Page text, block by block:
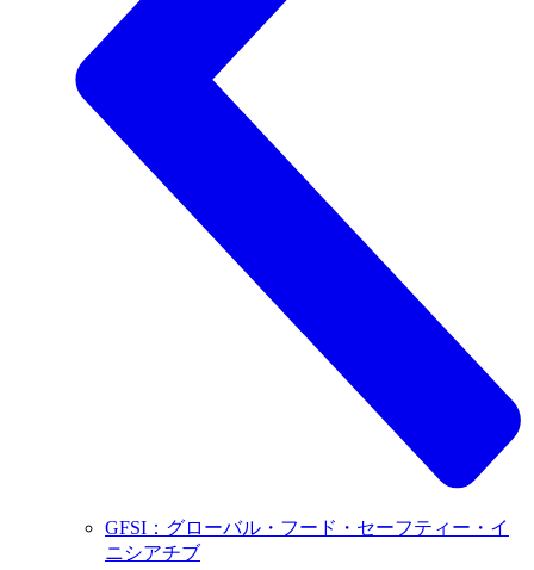
GFSI：グローバル・フード・セーフティー・イ
ニシアチブ